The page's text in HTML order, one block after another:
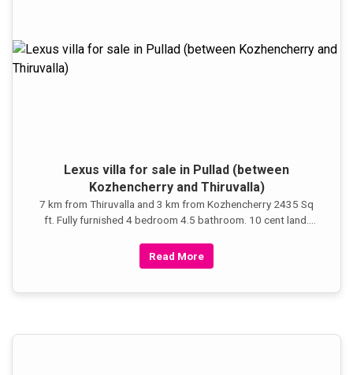
Lexus villa for sale in Pullad (between
Kozhencherry and Thiruvalla)
7 km from Thiruvalla and 3 km from Kozhencherry 2435 Sq
ft. Fully furnished 4 bedroom 4.5 bathroom. 10 cent land.
364-6609; baboo482@yahoo.com
Read More